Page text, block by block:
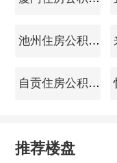
池州住房公积金查询
自贡住房公积金查询
推荐楼盘